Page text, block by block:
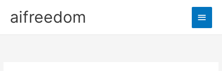
aifreedom
Main